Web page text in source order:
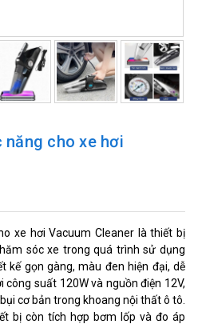
năng cho xe hơi
xe hơi Vacuum Cleaner là thiết bị
sóc xe trong quá trình sử dụng
kế gọn gàng, màu đen hiện đại, dễ
suất 120W và nguồn điện 12V,
cơ bản trong khoang nội thất ô tô.
bị còn tích hợp bơm lốp và đo áp